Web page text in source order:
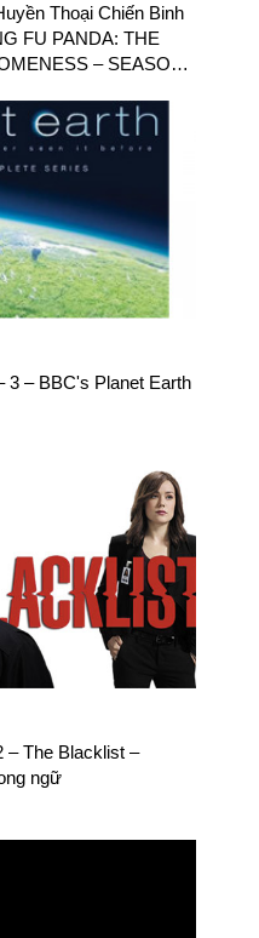
Thoại Chiến Binh
FU PANDA: THE
– SEASON
3 – BBC's Planet Earth
– The Blacklist –
ngữ